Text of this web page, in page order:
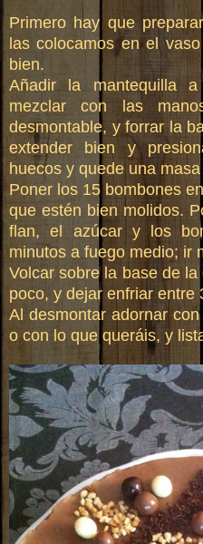
Primero hay que
las colocamos en el
bien.
Añadir la mantequilla
mezclar con las
desmontable, y forrar la
extender bien y
huecos y quede una
Poner los 15 bombones
que estén bien molidos.
flan, el azúcar y los
minutos a fuego medio; ir
Volcar sobre la base de
poco, y dejar enfriar entre
Al desmontar adornar con
o con lo que queráis, y